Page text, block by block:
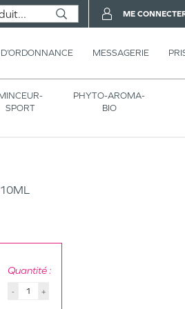
MESSAGERIE
SPORT
PHYTO-AROMA-
BIO
ME
Quantité :
- +